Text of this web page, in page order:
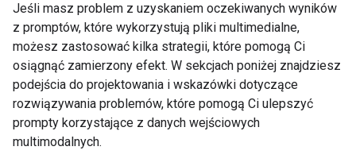
Jeśli masz problem z uzyskaniem oczekiwanych wyników
z promptów, które wykorzystują pliki multimedialne,
możesz zastosować kilka strategii, które pomogą Ci
osiągnąć zamierzony efekt. W sekcjach poniżej znajdziesz
podejścia do projektowania i wskazówki dotyczące
rozwiązywania problemów, które pomogą Ci ulepszyć
prompty korzystające z danych wejściowych
multimodalnych.